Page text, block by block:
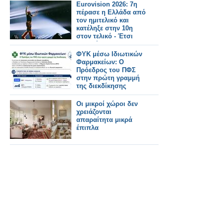
Eurovision 2026: 7η
πέρασε η Ελλάδα από
τον ημιτελικό και
κατέληξε στην 10η
στον τελικό - Έτσι
μας ψήφισαν
ΦΥΚ μέσω Ιδιωτικών
Φαρμακείων: Ο
Πρόεδρος του ΠΦΣ
στην πρώτη γραμμή
της διεκδίκησης
Οι μικροί χώροι δεν
χρειάζονται
απαραίτητα μικρά
έπιπλα